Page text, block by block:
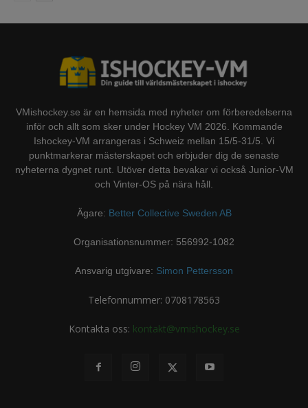
VMishockey.se är en hemsida med nyheter om förberedelserna
inför och allt som sker under Hockey VM 2026. Kommande
Ishockey-VM arrangeras i Schweiz mellan 15/5-31/5. Vi
punktmarkerar mästerskapet och erbjuder dig de senaste
nyheterna dygnet runt. Utöver detta bevakar vi också Junior-VM
och Vinter-OS på nära håll.
Ägare: Better Collective Sweden AB
Organisationsnummer: 556992-1082
Ansvarig utgivare: Simon Pettersson
Telefonnummer: 0708178563
Kontakta oss: kontakt@vmishockey.se